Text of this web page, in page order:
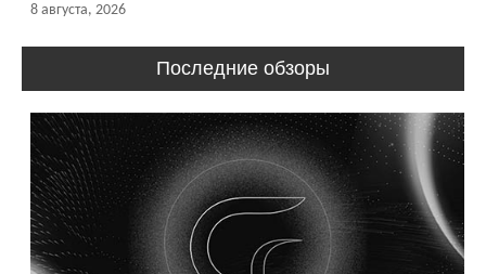
8 августа, 2026
Последние обзоры